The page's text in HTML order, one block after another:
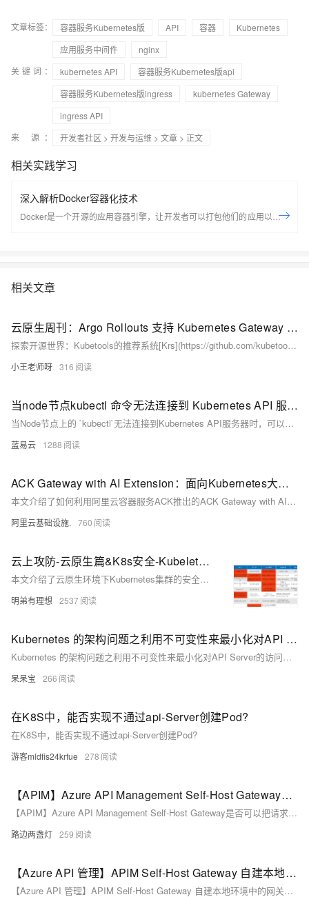
文章标签： 容器服务Kubernetes版 API 容器
Kubernetes
应用服务中间件
nginx
关键词：
kubernetes API
容器服务Kubernetes版api
容器服务Kubernetes版ingress
kubernetes Gateway
ingress API
来 源：
开发者社区 > 开发与运维 > 文章 > 正文
相关实践学习
深入解析Docker容器化技术
Docker是一个开源的应用容器引擎，让开发者可以打包他们的应用以及依
容器中并行运行和管理应用，获得更好的计算密度。企业利用Docker可以
Linux和Windows Server应用发布新功能。 在本套课程中，我们将全面的
讲解Docker技术栈，从环境安装到容器、镜像操作以及生产环境如何部署
开发的微服务应用。本课程由黑马程序员提供。 &nbsp; &nbsp; 相关的阿
里云产品：容器服务 ACK 容器服务 Kubernetes 版（简称 ACK）提供高
理。整合阿里云虚拟化、存储、网络和安全能力，打造云端最佳容器化应
用运行环境。 了解产品详情: https://www.aliyun.com/product/kubernetes
相关文章
云原生周刊：Argo Rollouts 支持 Kubernetes Gateway API 1.0 ｜ 2024.7.1
探索开源世界：Kubetools的推荐系统[Krs](https://github.com/kubetoolsca/krs)助力K8s优化，追踪K8s组件清单，指引IAC集成。阅读建议： Prometheus与Thanos的进化故事，Adidas容器平台管理经验，K8s请求实现详解。关注云原生：Argo Rollouts支持Gateway API 1.0，Kubewarden v1.14强化策略与镜像安全。
小王老师呀 316
当node节点kubectl 命令无法连接到 Kubernetes API 服务器
当Node节点上的 `kubectl`无法连接到Kubernetes API服务器时，可以通过以上步骤逐步排查和解决问题。首先确保网络连接正常，验证 `kubeconfig`文件配置正确，检查API服务器和Node节点的状态，最后排除防火墙或网络策略的干扰，并通过重启服务恢复正常连接。通过这些措施，可以有效解决与Kubernetes API服务器通信的常见问题，从而保障集群的正常运行。
蓝易云 1288
ACK Gateway with AI Extension：面向Kubernetes大模型推理的智能路由实践
本文介绍了如何利用阿里云容器服务ACK推出的ACK Gateway with AI Extension组件，在Kubernetes环境中为大语言模型（LLM）推理服务提供智能路由和负载均衡能力。文章以部署和优化QwQ-32B模型为例，详细展示了从环境准备到性能测试的完整实践过程。
阿里云基础设施. 760
云上攻防-云原生篇&K8s安全-Kubelet未授权访问、API Server未授权访问
本文介绍了云原生环境下Kubernetes集群的安全问题及攻击方法。首先概述了云环境下的新型攻击路径，如通过虚拟机攻击云管理平台、容器逃逸控制宿主机等。接着详细解释了Kubernetes集群架构，并列举了常见组件的默认端口及其安全隐患。文章通过具体案例演示了API Server 8080和6443端口未授权访问的攻击过程，以及Kubelet 10250端口未授权访问的利用方法，展示了如何通过这些漏洞实现权限提升和横向渗透。
明弟有理想 2537
Kubernetes 的架构问题之利用不可变性来最小化对API Server的访问如何解决
Kubernetes 的架构问题之利用不可变性来最小化对API Server的访问如何解决
呆呆宝 266
在K8S中，能否实现不通过api-Server创建Pod?
在K8S中，能否实现不通过api-Server创建Pod?
游客mldfis24krfue 278
【APIM】Azure API Management Self-Host Gateway是否可以把请求的日志发送到Application Insights呢？让它和使用Azure上托管的 Gateway一样呢？
【APIM】Azure API Management Self-Host Gateway是否可以把请求的日志发送到Application Insights呢？让它和使用Azure上托管的 Gateway一样呢？
路边两盏灯 259
【Azure API 管理】APIM Self-Host Gateway 自建本地环境中的网关数量超过10个且它们的出口IP为同一个时出现的429错误
【Azure API 管理】APIM Self-Host Gateway 自建本地环境中的网关数量超过10个且它们的出口IP为同一个时出现的429错误